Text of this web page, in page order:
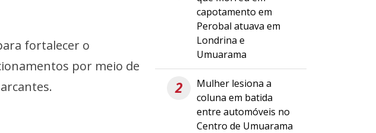
fortalecer o
por meio de
capotamento em
Perobal atuava em
Londrina e
Umuarama
2
Mulher lesiona a
coluna em batida
entre automóveis no
Centro de Umuarama